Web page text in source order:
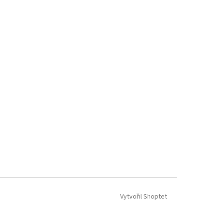
Vytvořil Shoptet